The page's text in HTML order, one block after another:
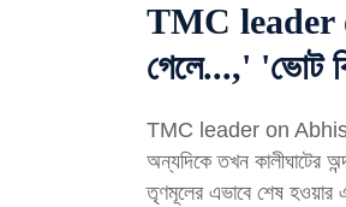
TMC leader
গেলে...,' 'ভোট
TMC leader on
অন্যদিকে তখন কালীঘাটের
তৃণমূলের এভাবে শেষ হওয়ার